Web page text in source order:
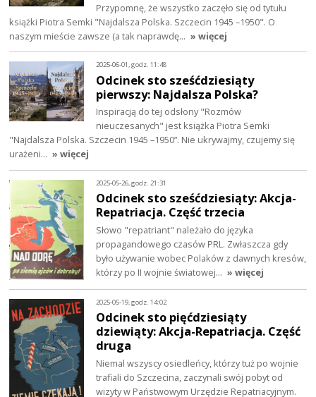
Przypomnę, że wszystko zaczęło się od tytułu
książki Piotra Semki "Najdalsza Polska. Szczecin 1945 –1950". O
naszym mieście zawsze (a tak naprawdę… » więcej
2025-06-01, godz. 11:48
Odcinek sto sześćdziesiąty
pierwszy: Najdalsza Polska?
Inspiracją do tej odsłony "Rozmów
nieuczesanych" jest książka Piotra Semki
"Najdalsza Polska. Szczecin 1945 –1950”. Nie ukrywajmy, czujemy się
urażeni… » więcej
2025-05-26, godz. 21:31
Odcinek sto sześćdziesiąty: Akcja-
Repatriacja. Część trzecia
Słowo "repatriant" należało do języka
propagandowego czasów PRL. Zwłaszcza gdy
było używanie wobec Polaków z dawnych kresów,
którzy po II wojnie światowej… » więcej
2025-05-19, godz. 14:02
Odcinek sto pięćdziesiąty
dziewiąty: Akcja-Repatriacja. Część
druga
Niemal wszyscy osiedleńcy, którzy tuż po wojnie
trafiali do Szczecina, zaczynali swój pobyt od
wizyty w Państwowym Urzędzie Repatriacyjnym.